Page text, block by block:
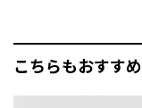
こちらもおすすめ